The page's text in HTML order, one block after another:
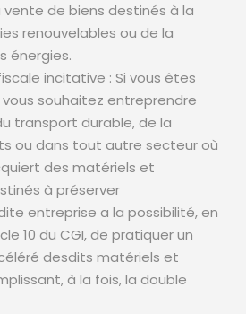
de biens destinés à la
renouvelables ou de la
énergies.
incitative : Si vous êtes
souhaitez entreprendre
transport durable, de la
ou dans tout autre secteur où
des matériels et
à préserver
entreprise a la possibilité, en
10 du CGI, de pratiquer un
desdits matériels et
à la fois, la double